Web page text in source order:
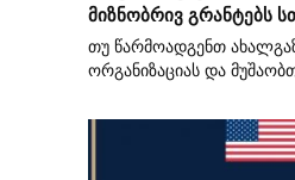
მიზნობრივ გრანტებს
თუ წარმოადგენთ
ორგანიზაციას და